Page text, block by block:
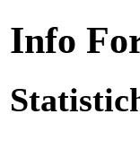
Info